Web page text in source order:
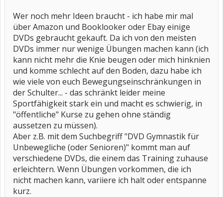
Wer noch mehr Ideen braucht - ich habe mir mal
über Amazon und Booklooker oder Ebay einige
DVDs gebraucht gekauft. Da ich von den meisten
DVDs immer nur wenige Übungen machen kann (ich
kann nicht mehr die Knie beugen oder mich hinknien
und komme schlecht auf den Boden, dazu habe ich
wie viele von euch Bewegungseinschränkungen in
der Schulter... - das schränkt leider meine
Sportfähigkeit stark ein und macht es schwierig, in
"öffentliche" Kurse zu gehen ohne ständig
aussetzen zu müssen).
Aber z.B. mit dem Suchbegriff "DVD Gymnastik für
Unbewegliche (oder Senioren)" kommt man auf
verschiedene DVDs, die einem das Training zuhause
erleichtern. Wenn Übungen vorkommen, die ich
nicht machen kann, variiere ich halt oder entspanne
kurz.